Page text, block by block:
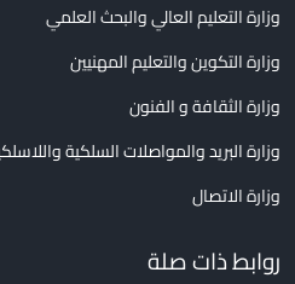
وزارة التعليم العالي والبحث العلمي
وزارة التكوين والتعليم المهنيين
وزارة الثقافة و الفنون
وزارة البريد والمواصلات السلكية واللاسلكية
وزارة الاتصال
روابط ذات صلة